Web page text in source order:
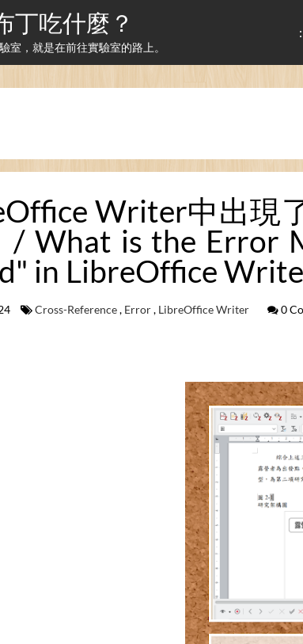
丁吃什麼？
室，就是在前往實驗室的路上。
Writer中出現
/ What is the Error
in LibreOffice
Cross-Reference, Error, LibreOffice Writer 0